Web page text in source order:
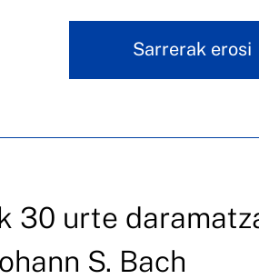
Sarrerak erosi
30 urte
S. Bach